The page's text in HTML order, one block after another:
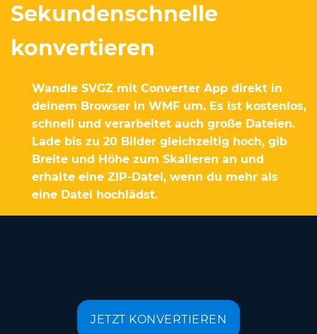
Sekundenschnelle
konvertieren
Wandle SVGZ mit Converter App direkt in
deinem Browser in WMF um. Es ist kostenlos,
schnell und verarbeitet auch große Dateien.
Lade bis zu 20 Bilder gleichzeitig hoch, gib
Breite und Höhe zum Skalieren an und
erhalte eine ZIP-Datei, wenn du mehr als
eine Datei hochlädst.
JETZT KONVERTIEREN